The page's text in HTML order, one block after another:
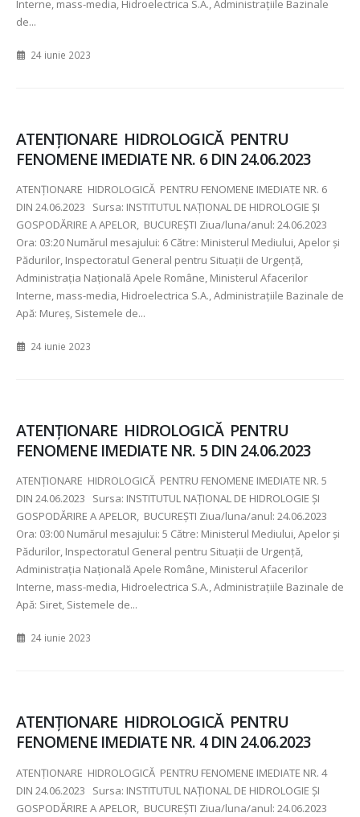
Interne, mass-media, Hidroelectrica S.A., Administraţiile Bazinale
de...
24 iunie 2023
ATENŢIONARE HIDROLOGICĂ PENTRU
FENOMENE IMEDIATE NR. 6 DIN 24.06.2023
ATENŢIONARE HIDROLOGICĂ PENTRU FENOMENE IMEDIATE NR. 6
DIN 24.06.2023 Sursa: INSTITUTUL NAȚIONAL DE HIDROLOGIE ȘI
GOSPODĂRIRE A APELOR, BUCUREȘTI Ziua/luna/anul: 24.06.2023
Ora: 03:20 Numărul mesajului: 6 Către: Ministerul Mediului, Apelor şi
Pădurilor, Inspectoratul General pentru Situaţii de Urgenţă,
Administraţia Naţională Apele Române, Ministerul Afacerilor
Interne, mass-media, Hidroelectrica S.A., Administraţiile Bazinale de
Apă: Mureș, Sistemele de...
24 iunie 2023
ATENŢIONARE HIDROLOGICĂ PENTRU
FENOMENE IMEDIATE NR. 5 DIN 24.06.2023
ATENŢIONARE HIDROLOGICĂ PENTRU FENOMENE IMEDIATE NR. 5
DIN 24.06.2023 Sursa: INSTITUTUL NAȚIONAL DE HIDROLOGIE ȘI
GOSPODĂRIRE A APELOR, BUCUREȘTI Ziua/luna/anul: 24.06.2023
Ora: 03:00 Numărul mesajului: 5 Către: Ministerul Mediului, Apelor şi
Pădurilor, Inspectoratul General pentru Situaţii de Urgenţă,
Administraţia Naţională Apele Române, Ministerul Afacerilor
Interne, mass-media, Hidroelectrica S.A., Administraţiile Bazinale de
Apă: Siret, Sistemele de...
24 iunie 2023
ATENŢIONARE HIDROLOGICĂ PENTRU
FENOMENE IMEDIATE NR. 4 DIN 24.06.2023
ATENŢIONARE HIDROLOGICĂ PENTRU FENOMENE IMEDIATE NR. 4
DIN 24.06.2023 Sursa: INSTITUTUL NAȚIONAL DE HIDROLOGIE ȘI
GOSPODĂRIRE A APELOR, BUCUREȘTI Ziua/luna/anul: 24.06.2023